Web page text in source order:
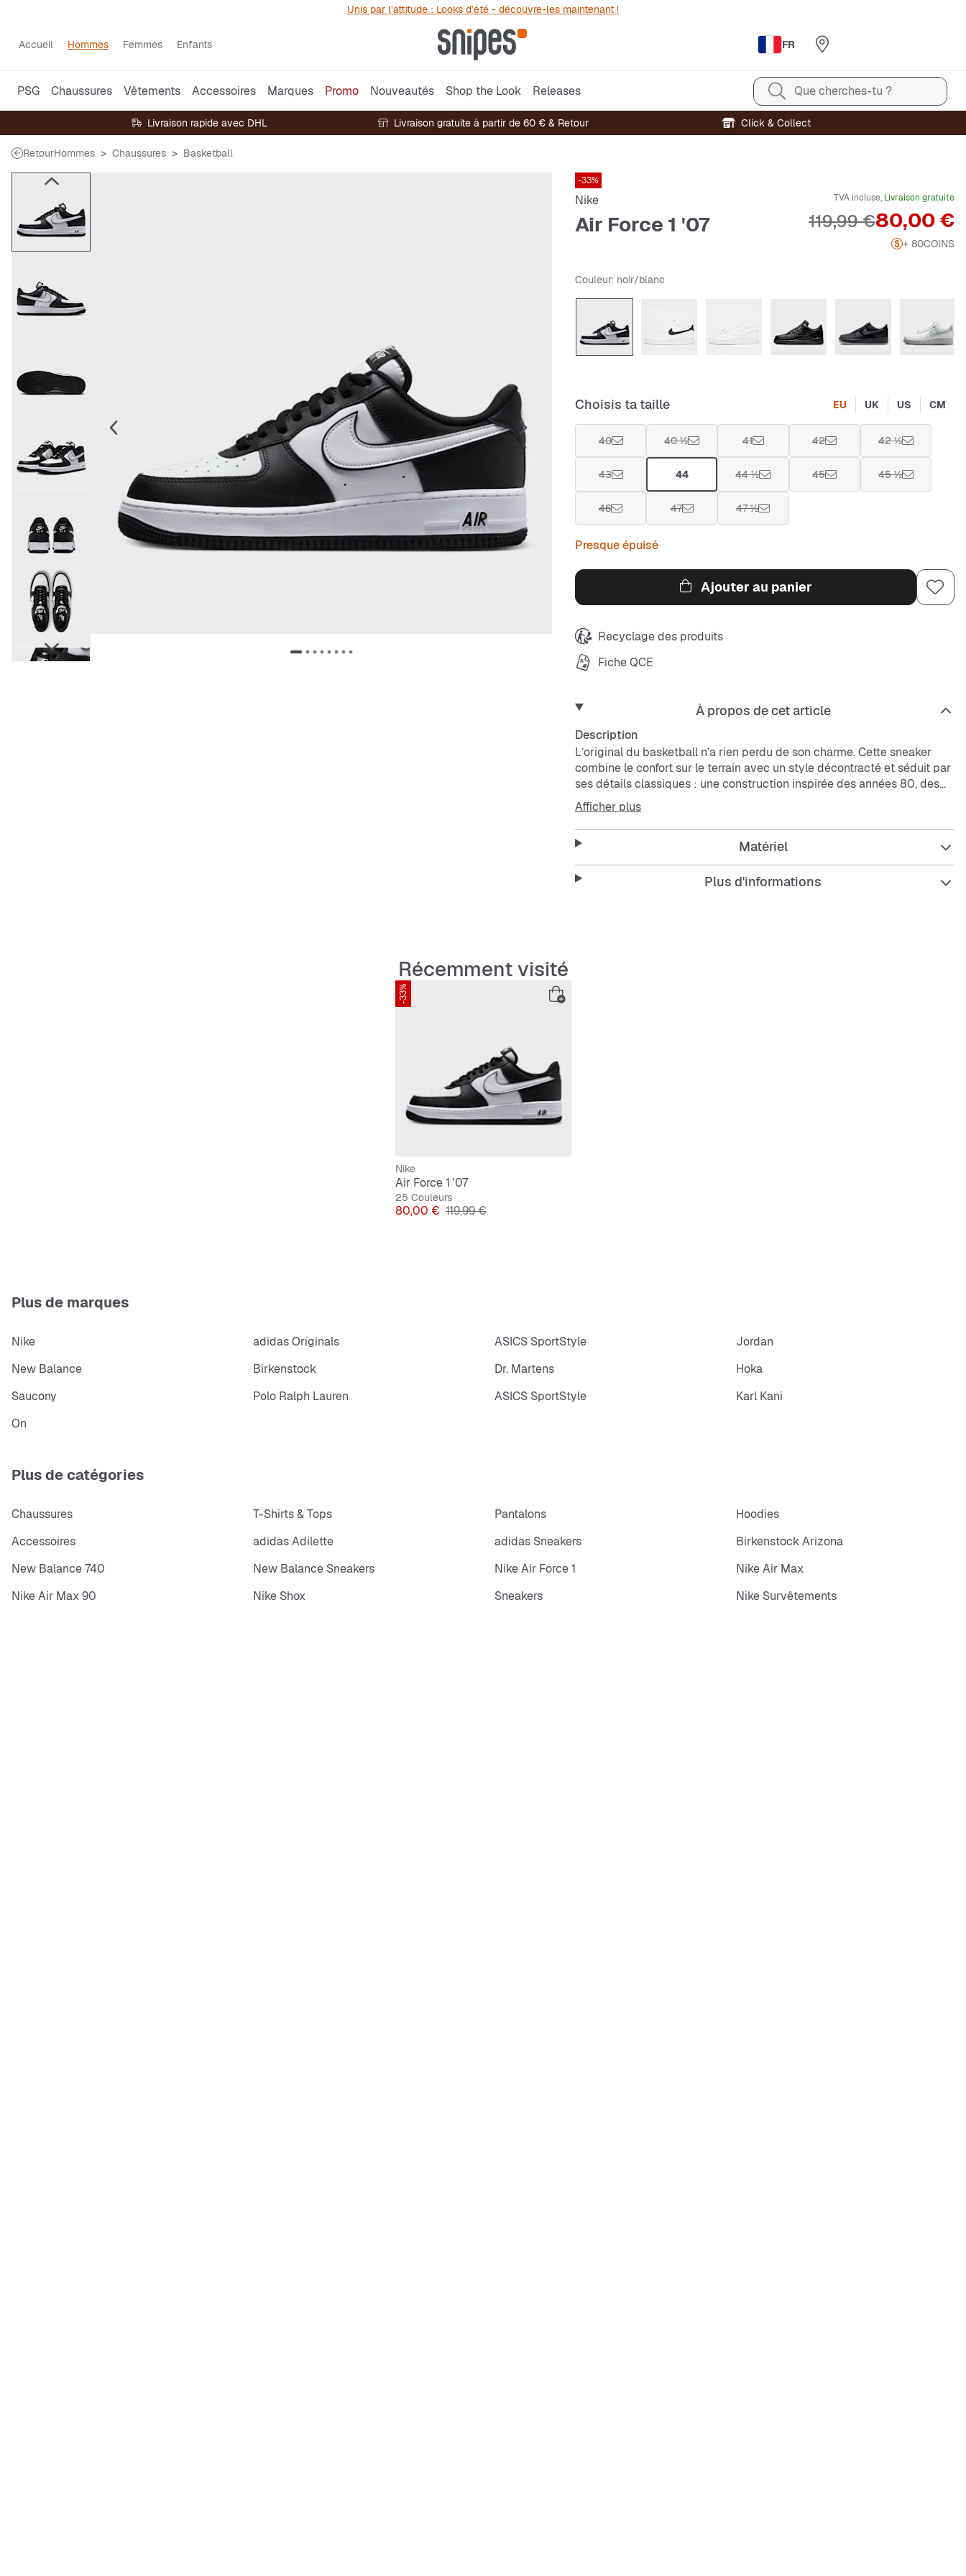
Unis par l’attitude : Looks d’été - découvre-les maintenant !
Accueil Hommes Femmes Enfants FR
PSG Chaussures Vêtements Accessoires Marques Promo Nouveautés Shop the Look Releases Que cherches-tu ?
Livraison rapide avec DHL Livraison gratuite à partir de 60 € & Retour Click & Collect
RetourHommes Chaussures Basketball
-33%
Nike
Air Force 1 '07
TVA incluse, Livraison gratuite
Prix
80,00 €
Prix original
119,99 €
+ 80COINS
Couleur: noir/blanc
Choisis ta taille EU UK US CM
40 40 ½ 41 42 42 ½
43 44 44 ½ 45 45 ½
46 47 47 ½
Presque épuisé
Ajouter au panier
Recyclage des produits
Fiche QCE
À propos de cet article
Description
L’original du basketball n’a rien perdu de son charme. Cette sneaker
combine le confort sur le terrain avec un style décontracté et séduit par
ses détails classiques : une construction inspirée des années 80, des
éléments marquants et un style basketball pur.
Avec ses coutures robustes, son cuir de qualité et sa semelle cup, cette
sneaker offre durabilité et style fluide.
L’amorti Air, conçu à l’origine pour le basketball professionnel, garantit
un confort durable. Les rembourrages autour de la cheville et sur la
Afficher plus
Matériel
Plus d'informations
Récemment visité
-33%
Nike
Air Force 1 '07
25 Couleurs
Prix
80,00 € Prix original
119,99 €
Plus de marques
Nike adidas Originals ASICS SportStyle
Jordan
New Balance
Birkenstock Dr. Martens
Hoka
Saucony
Polo Ralph Lauren ASICS SportStyle
Karl Kani
On
Plus de catégories
Chaussures T-Shirts & Tops Pantalons
Hoodies
Accessoires
adidas Adilette adidas Sneakers
Birkenstock Arizona
New Balance 740
New Balance Sneakers Nike Air Force 1
Nike Air Max
Nike Air Max 90
Nike Shox Sneakers Nike Survêtements